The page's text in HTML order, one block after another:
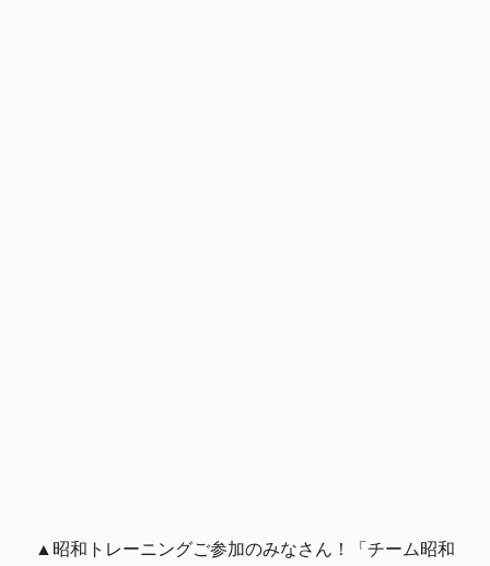
▲昭和トレーニングご参加のみなさん！「チーム昭和